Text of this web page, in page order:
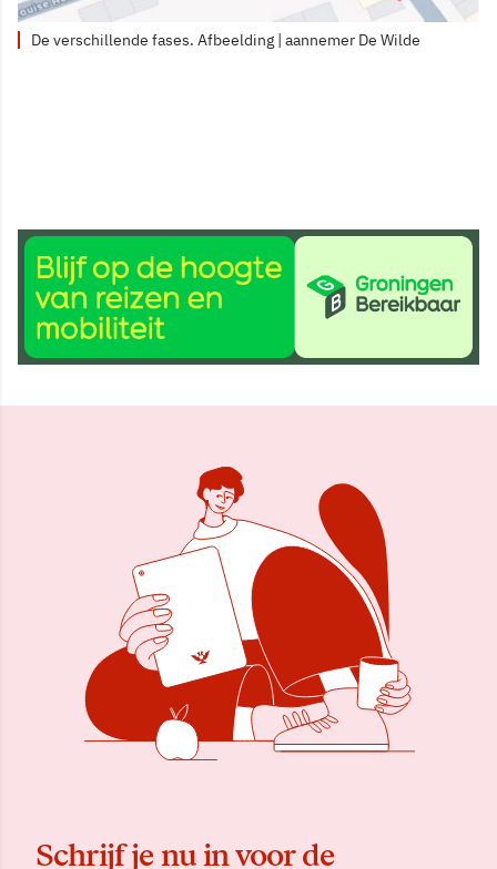
De verschillende fases. Afbeelding | aannemer De Wilde
28 sep 2025, 15:23
Delen
Schrijf je nu in voor de